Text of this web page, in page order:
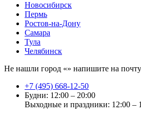
Новосибирск
Пермь
Ростов-на-Дону
Самара
Тула
Челябинск
Не нашли город «» напишите на почту
+7 (495) 668-12-50
Будни: 12:00 – 20:00
Выходные и праздники: 12:00 –